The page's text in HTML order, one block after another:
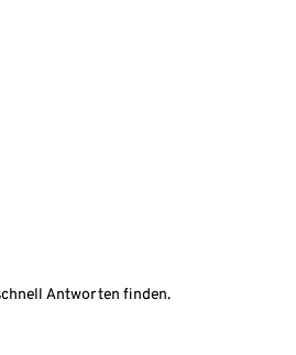
Antworten finden.